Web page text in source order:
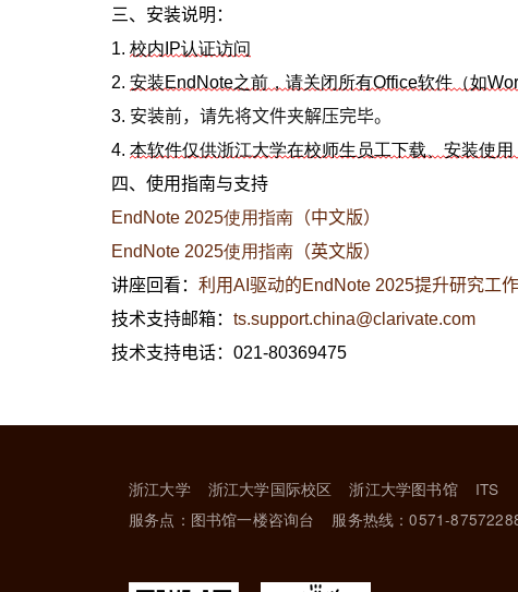
三、安装说明：
1. 校内IP认证访问
2. 安装EndNote之前，请关闭所有Office软件（如
3. 安装前，请先将文件夹解压完毕。
4. 本软件仅供浙江大学在校师生员工下载、安装使
四、使用指南与支持
EndNote 2025使用指南 （中文版）
EndNote 2025使用指南 （英文版）
讲座回看： 利用AI驱动的EndNote 2025提升研究工
技术支持邮箱： ts.support.china@clarivate.com
技术支持电话： 021-80369475
浙江大学 浙江大学国际校区 浙江大学图书馆
ITS
服务点：图书馆一楼咨询台
服务热线：0571-